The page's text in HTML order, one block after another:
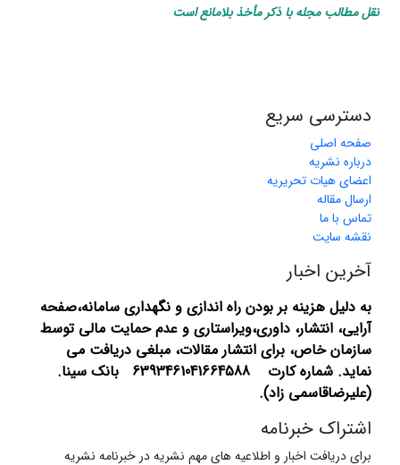
نقل مطالب مجله با ذکر مأخذ بلامانع است
دسترسی سریع
صفحه اصلی
درباره نشریه
اعضای هیات تحریریه
ارسال مقاله
تماس با ما
نقشه سایت
آخرین اخبار
به دلیل هزینه بر بودن راه اندازی و نگهداری سامانه،صفحه
آرایی، انتشار، داوری،ویراستاری و عدم حمایت مالی توسط
سازمان خاص، برای انتشار مقالات، مبلغی دریافت می
نماید.
شماره کارت 6393461041664588 بانک سینا.
(علیرضاقاسمی زاد).
اشتراک خبرنامه
برای دریافت اخبار و اطلاعیه های مهم نشریه در خبرنامه نشریه